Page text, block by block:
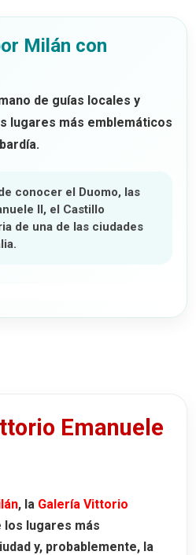
Milán con
de guías locales y
lugares más emblemáticos
conocer el Duomo, las
II, el Castillo
de una de las ciudades
Emanuele
, la Galería Vittorio
los lugares más
y, probablemente, la